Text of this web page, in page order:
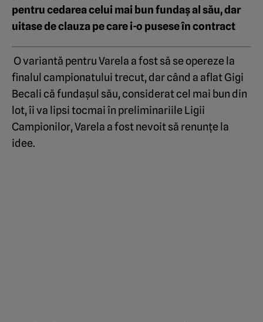
pentru cedarea celui mai bun fundaș al său, dar
uitase de clauza pe care i-o pusese în contract
O variantă pentru Varela a fost să se opereze la
finalul campionatului trecut, dar când a aflat Gigi
Becali că fundașul său, considerat cel mai bun din
lot, îi va lipsi tocmai în preliminariile Ligii
Campionilor, Varela a fost nevoit să renunțe la
idee.